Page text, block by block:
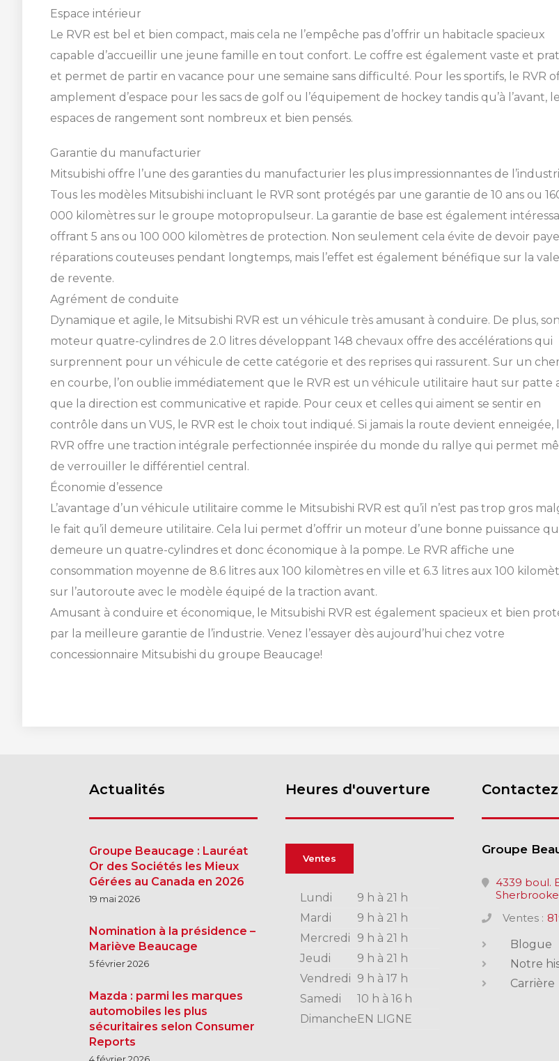
Espace intérieur
Le RVR est bel et bien compact, mais cela ne l’empêche pas d’offrir un habitacle spacieux
capable d’accueillir une jeune famille en tout confort. Le coffre est également vaste et
et permet de partir en vacance pour une semaine sans difficulté. Pour les sportifs, le RVR
amplement d’espace pour les sacs de golf ou l’équipement de hockey tandis qu’à l’avant,
espaces de rangement sont nombreux et bien pensés.
Garantie du manufacturier
Mitsubishi offre l’une des garanties du manufacturier les plus impressionnantes de
Tous les modèles Mitsubishi incluant le RVR sont protégés par une garantie de 10 ans ou
000 kilomètres sur le groupe motopropulseur. La garantie de base est également
offrant 5 ans ou 100 000 kilomètres de protection. Non seulement cela évite de devoir
réparations couteuses pendant longtemps, mais l’effet est également bénéfique sur la
de revente.
Agrément de conduite
Dynamique et agile, le Mitsubishi RVR est un véhicule très amusant à conduire. De plus, son
moteur quatre-cylindres de 2.0 litres développant 148 chevaux offre des accélérations qui
surprennent pour un véhicule de cette catégorie et des reprises qui rassurent. Sur un
en courbe, l’on oublie immédiatement que le RVR est un véhicule utilitaire haut sur patte
que la direction est communicative et rapide. Pour ceux et celles qui aiment se sentir en
contrôle dans un VUS, le RVR est le choix tout indiqué. Si jamais la route devient enneigée,
RVR offre une traction intégrale perfectionnée inspirée du monde du rallye qui permet
de verrouiller le différentiel central.
Économie d’essence
L’avantage d’un véhicule utilitaire comme le Mitsubishi RVR est qu’il n’est pas trop gros
le fait qu’il demeure utilitaire. Cela lui permet d’offrir un moteur d’une bonne puissance
demeure un quatre-cylindres et donc économique à la pompe. Le RVR affiche une
consommation moyenne de 8.6 litres aux 100 kilomètres en ville et 6.3 litres aux 100
sur l’autoroute avec le modèle équipé de la traction avant.
Amusant à conduire et économique, le Mitsubishi RVR est également spacieux et bien
par la meilleure garantie de l’industrie. Venez l’essayer dès aujourd’hui chez votre
concessionnaire Mitsubishi du groupe Beaucage!
Actualités
Groupe Beaucage : Lauréat
Or des Sociétés les Mieux
Gérées au Canada en 2026
19 mai 2026
Nomination à la présidence –
Mariève Beaucage
5 février 2026
Mazda : parmi les marques
automobiles les plus
sécuritaires selon Consumer
Reports
4 février 2026
Heures d'ouverture
Ventes
Lundi
9 h à 21 h
Mardi
9 h à 21 h
Mercredi
9 h à 21 h
Jeudi
9 h à 21 h
Vendredi 9 h à 17 h
Samedi
10 h à 16 h
DimancheEN LIGNE
Groupe
4339 boul.
Sherbrooke
Ventes :
Blogue
Notre
Carrière
TÉLÉPHONEZ
819 564-2196
VÉHICULE
Choisissez votre concessionnaire pour
voir tous les détails.
VOUS ATTEND!
Choisissez votre concessionnaire pour
voir tous les détails.
SHERBROOKE
GRANBY
MAGOG
DRUMMONDVILLE
COWANSVILLE
MAGOG
ST-
SHERBROOKE SHERBROOKE
SHERBROOKE
DRUMMONDVILLE
GRANBY
ST-HYACINTHE